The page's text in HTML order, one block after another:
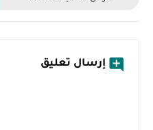
إرسال تعليق